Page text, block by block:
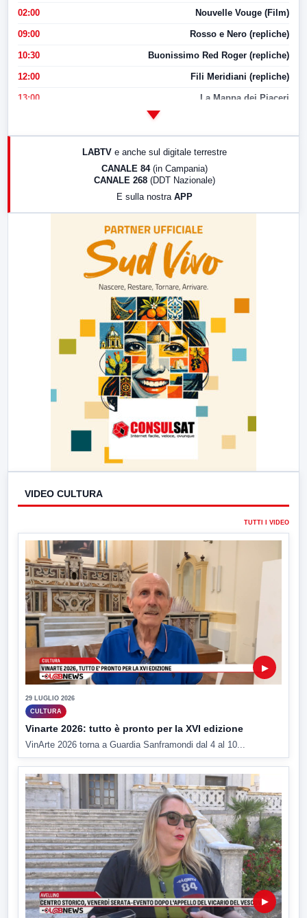
02:00 Nouvelle Vouge (Film)
09:00 Rosso e Nero (repliche)
10:30 Buonissimo Red Roger (repliche)
12:00 Fili Meridiani (repliche)
13:00 La Mappa dei Piaceri
LABTV e anche sul digitale terrestre
CANALE 84 (in Campania)
CANALE 268 (DDT Nazionale)
E sulla nostra APP
VIDEO CULTURA
TUTTI I VIDEO
▶
29 LUGLIO 2026
CULTURA
Vinarte 2026: tutto è pronto per la XVI edizione
VinArte 2026 torna a Guardia Sanframondi dal 4 al 10...
▶